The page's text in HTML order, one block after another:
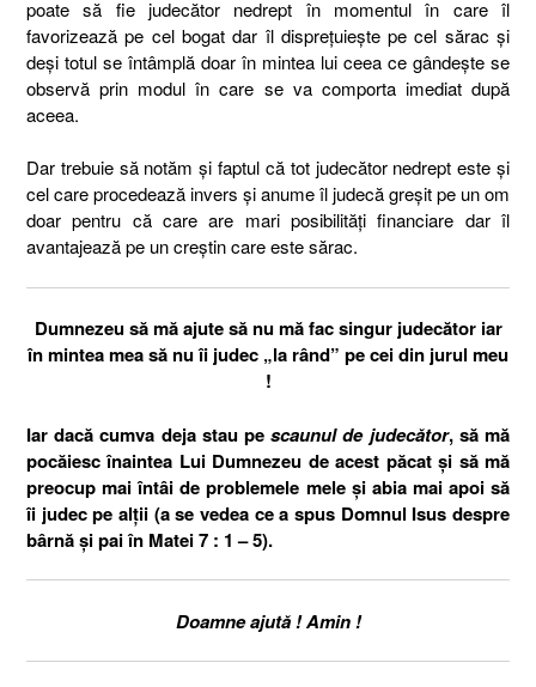
poate să fie judecător nedrept în momentul în care îl
favorizează pe cel bogat dar îl disprețuiește pe cel sărac și
deși totul se întâmplă doar în mintea lui ceea ce gândește se
observă prin modul în care se va comporta imediat după
aceea.
Dar trebuie să notăm și faptul că tot judecător nedrept este și
cel care procedează invers și anume îl judecă greșit pe un om
doar pentru că care are mari posibilități financiare dar îl
avantajează pe un creștin care este sărac.
Dumnezeu să mă ajute să nu mă fac singur judecător iar
în mintea mea să nu îi judec „la rând” pe cei din jurul meu
!
Iar dacă cumva deja stau pescaunul de judecător, să mă
pocăiesc înaintea Lui Dumnezeu de acest păcat și să mă
preocup mai întâi de problemele mele și abia mai apoi să
îi judec pe alții (a se vedea ce a spus Domnul Isus despre
bârnă și pai în Matei 7 : 1 – 5).
Doamne ajută ! Amin !